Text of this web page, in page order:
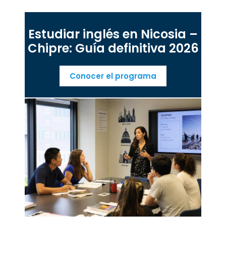
Estudiar inglés en Nicosia –
Chipre: Guía definitiva 2026
Conocer el programa